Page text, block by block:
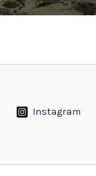
Instagram